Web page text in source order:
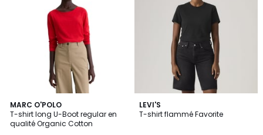
MARC O'POLO
T-shirt long U-Boot regular en
qualité Organic Cotton
LEVI'S
T-shirt flammé Favorite
2
Couleurs